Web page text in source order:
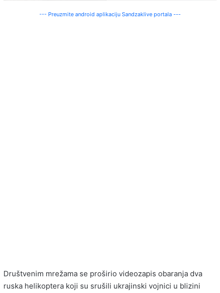
--- Preuzmite android aplikaciju Sandzaklive portala ---
Društvenim mrežama se proširio videozapis obaranja dva
ruska helikoptera koji su srušili ukrajinski vojnici u blizini